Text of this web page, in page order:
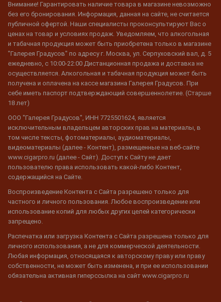
Внимание! Гарантировать наличие товара в магазине невозможно
без его бронирования. Информация, данная на сайте, не считается
публичной офертой. Наши специалисты проконсультируют Вас о
ценах на товар и условиях продаж. Уведомляем, что алкогольная
и табачная продукция может быть приобретена только в магазине
"Галерея Градусов" по адресу г. Москва, ул. Серпуховский вал, д. 5
ежедневно, с 10:00-22:00 Дистанционная продажа и доставка не
осуществляется. Алкогольная и табачная продукция может быть
получена и оплачена на кассе магазина Галерея Градусов. При
себе иметь паспорт подтверждающий совершеннолетие. (Старше
18 лет)
ООО "Галерея Градусов", ИНН 7725501624, является
исключительным владельцем авторских прав на материалы, в
том числе тексты, фотоматериалы, аудиоматериалы,
видеоматериалы (далее - Контент), размещенные на веб-сайте
www.cigarpro.ru (далее - Сайт). Доступ к Сайту не дает
пользователю права использовать какой-либо Контент,
содержащийся на Сайте.
Воспроизведение Контента с Сайта разрешено только для
частного и личного пользования. Любое воспроизведение или
использование копий для любых других целей категорически
запрещено.
Распечатка или загрузка Контента с Сайта разрешена только для
личного использования, а не для коммерческой деятельности.
Любая информация, относящаяся к авторскому праву или праву
собственности, не может быть изменена, и при ее использовании
обязательна активная гиперссылка на сайт www.cigarpro.ru